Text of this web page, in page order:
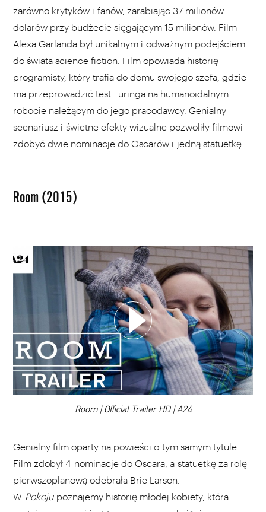
zarówno krytyków i fanów, zarabiając 37 milionów
dolarów przy budżecie sięgającym 15 milionów. Film
Alexa Garlanda był unikalnym i odważnym podejściem
do świata science fiction. Film opowiada historię
programisty, który trafia do domu swojego szefa, gdzie
ma przeprowadzić test Turinga na humanoidalnym
robocie należącym do jego pracodawcy. Genialny
scenariusz i świetne efekty wizualne pozwoliły filmowi
zdobyć dwie nominacje do Oscarów i jedną statuetkę.
Room (2015)
Room | Official Trailer HD | A24
WYBIERZ SWOJĄ PLAYLISTĘ
DODAJ TEN FILM DO PLAYLISTY
Genialny film oparty na powieści o tym samym tytule.
Film zdobył 4 nominacje do Oscara, a statuetkę za rolę
pierwszoplanową odebrała Brie Larson.
W Pokojupoznajemy historię młodej kobiety, która